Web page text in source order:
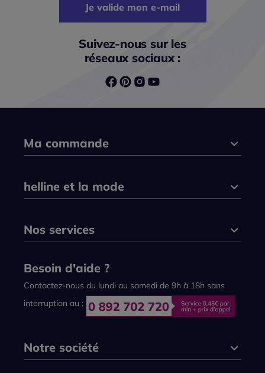
Je valide mon e-mail
Suivez-nous sur les
réseaux sociaux :
Ma commande
helline et la mode
Nos services
Besoin d'aide ?
Contactez-nous du lundi au samedi de 9h à 18h sans
interruption au :
Notre société